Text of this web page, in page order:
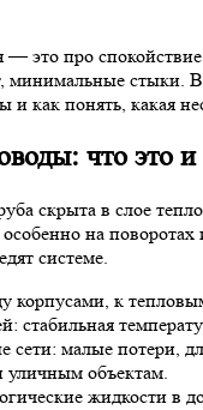
это про
стыки.
как понять, какая
что это
скрыта в слое
на
системе.
корпусами, к
стабильная
сети: малые потери,
уличным объектам.
жидкости в